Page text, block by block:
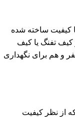
بافتنی با کیفیت ساخته شده
کیف تفنگ یا کیف
و هم برای نگهداری
تفنگ‌ که از نظر کیفیت